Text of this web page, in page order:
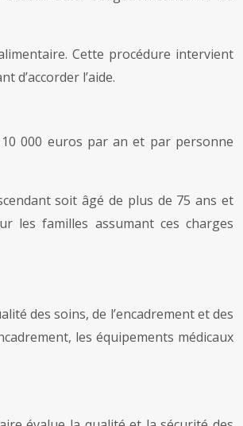
Cette procédure intervient
d’accorder l’aide.
000 euros par an et par personne
soit âgé de plus de 75 ans et
les familles assumant ces charges
des soins, de l’encadrement et des
les équipements médicaux